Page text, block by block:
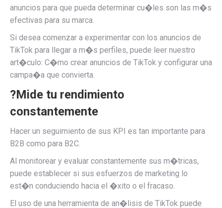
anuncios para que pueda determinar cu�les son las m�s
efectivas para su marca.
Si desea comenzar a experimentar con los anuncios de
TikTok para llegar a m�s perfiles, puede leer nuestro
art�culo: C�mo crear anuncios de TikTok y configurar una
campa�a que convierta.
?Mide tu rendimiento
constantemente
Hacer un seguimiento de sus KPI es tan importante para
B2B como para B2C.
Al monitorear y evaluar constantemente sus m�tricas,
puede establecer si sus esfuerzos de marketing lo
est�n conduciendo hacia el �xito o el fracaso.
El uso de una herramienta de an�lisis de TikTok puede